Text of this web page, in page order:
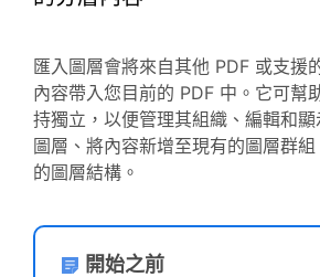
匯入圖層會將來自其他 PDF 或支援
內容帶入您目前的 PDF 中。它可幫
持獨立，以便管理其組織、編輯和
圖層、將內容新增至現有的圖層群
的圖層結構。
開始之前